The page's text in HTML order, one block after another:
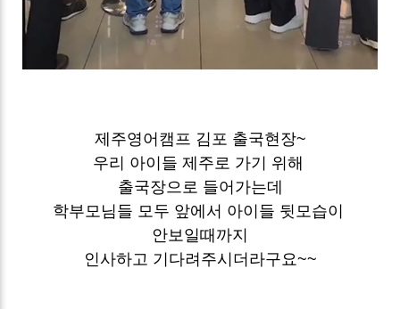
제주영어캠프 김포 출국현장~
우리 아이들 제주로 가기 위해
출국장으로 들어가는데
학부모님들 모두 앞에서 아이들 뒷모습이
안보일때까지
인사하고 기다려주시더라구요~~